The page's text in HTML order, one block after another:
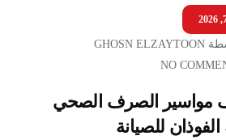
GHOSN ELZAYTOON
NO
مواسير الصرف الصحي
للصيانة